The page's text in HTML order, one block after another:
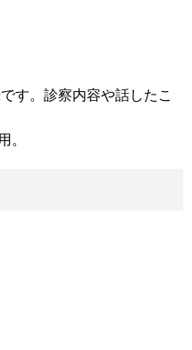
す。診察内容や話したこ
。